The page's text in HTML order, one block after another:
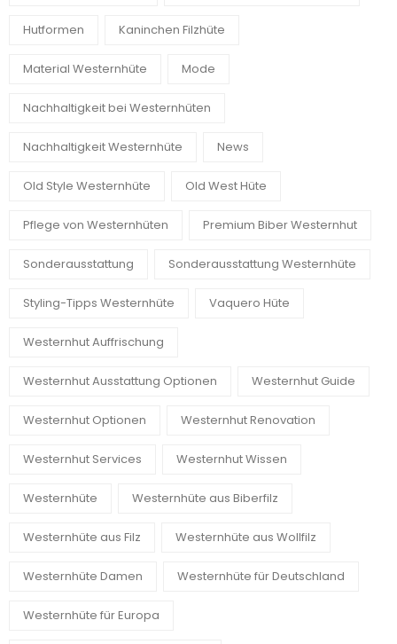
Hutformen Kaninchen Filzhüte
Material Westernhüte Mode
Nachhaltigkeit bei Westernhüten
Nachhaltigkeit Westernhüte News
Old Style Westernhüte Old West Hüte
Pflege von Westernhüten Premium Biber Westernhut
Sonderausstattung Sonderausstattung Westernhüte
Styling-Tipps Westernhüte Vaquero Hüte
Westernhut Auffrischung
Westernhut Ausstattung Optionen Westernhut Guide
Westernhut Optionen Westernhut Renovation
Westernhut Services Westernhut Wissen
Westernhüte Westernhüte aus Biberfilz
Westernhüte aus Filz Westernhüte aus Wollfilz
Westernhüte Damen Westernhüte für Deutschland
Westernhüte für Europa